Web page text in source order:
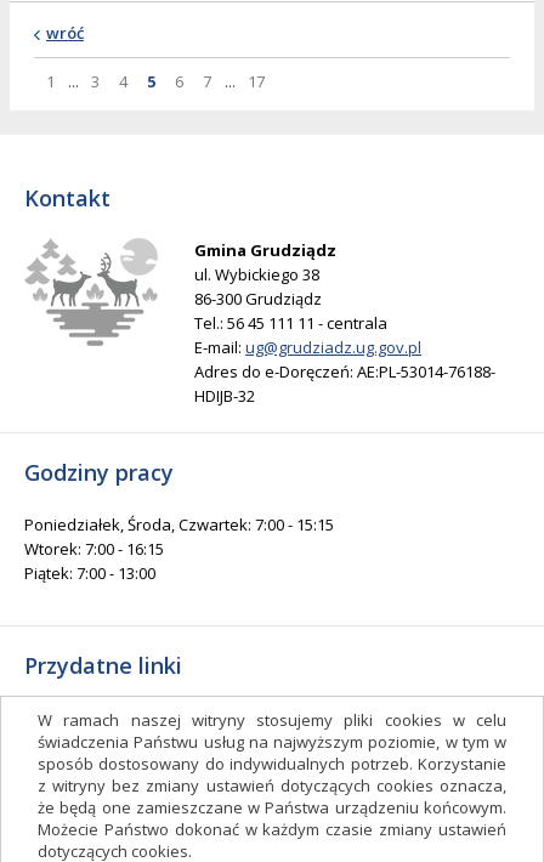
W ramach naszej witryny stosujemy pliki cookies w celu
świadczenia Państwu usług na najwyższym poziomie, w tym w
sposób dostosowany do indywidualnych potrzeb. Korzystanie
z witryny bez zmiany ustawień dotyczących cookies oznacza,
że będą one zamieszczane w Państwa urządzeniu końcowym.
Możecie Państwo dokonać w każdym czasie zmiany ustawień
dotyczących cookies.
wróć
Strona
Strona
1 ... Strona
3 Strona
4 Strona
5 Strona
6 Strona
7 ... Strona
17
Kontakt
Gmina Grudziądz
ul. Wybickiego 38
86-300 Grudziądz
Tel.: 56 45 111 11 - centrala
E-mail: ug@grudziadz.ug.gov.pl
Adres do e-Doręczeń: AE:PL-53014-76188-
HDIJB-32
Godziny pracy
Poniedziałek, Środa, Czwartek: 7:00 - 15:15
Wtorek: 7:00 - 16:15
Piątek: 7:00 - 13:00
Przydatne linki
Gminny Ośrodek Kultury i Sportu
Gminna Biblioteka Publiczna
facebook.com/gminagrudziadz
Deklaracja dostępności
Facebook